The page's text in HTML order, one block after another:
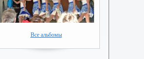
Все альбомы